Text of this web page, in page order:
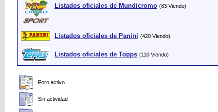
Listados oficiales de Mundicromo (83 Viendo)
Listados oficiales de Panini (420 Viendo)
Listados oficiales de Topps (110 Viendo)
Foro activo
Sin actividad